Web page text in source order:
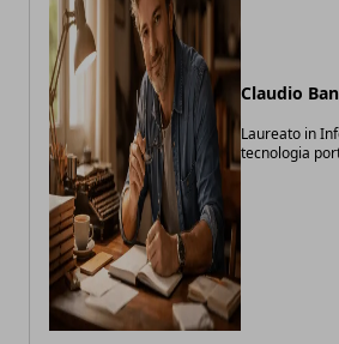
Claudio
Laureato in
tecnologia